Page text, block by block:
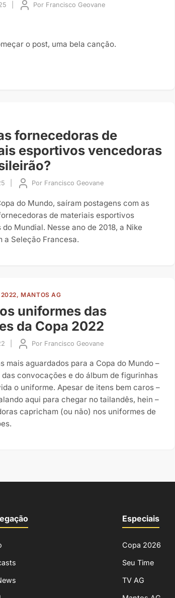
Por Francisco Geovane
o post, uma bela canção.
fornecedoras de
esportivos vencedoras
Por Francisco Geovane
do Mundo, saíram postagens com as
de materiais esportivos
Mundial. Nesse ano de 2018, a Nike
a Seleção Francesa.
MANTOS AG
uniformes das
da Copa 2022
Por Francisco Geovane
mais aguardados para a Copa do Mundo –
convocações e do álbum de figurinhas
o uniforme. Apesar de itens bem caros –
aqui para chegar no tailandês, hein –
capricham (ou não) nos uniformes de
Especiais
Copa 2026
Seu Time
TV AG